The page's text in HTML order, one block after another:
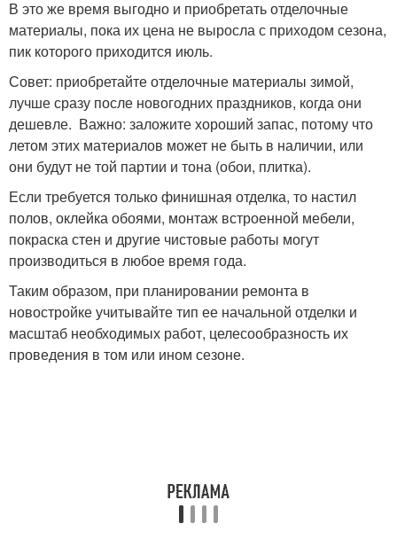
В это же время выгодно и приобретать отделочные
материалы, пока их цена не выросла с приходом сезона,
пик которого приходится июль.
Совет: приобретайте отделочные материалы зимой,
лучше сразу после новогодних праздников, когда они
дешевле. Важно: заложите хороший запас, потому что
летом этих материалов может не быть в наличии, или
они будут не той партии и тона (обои, плитка).
Если требуется только финишная отделка, то настил
полов, оклейка обоями, монтаж встроенной мебели,
покраска стен и другие чистовые работы могут
производиться в любое время года.
Таким образом, при планировании ремонта в
новостройке учитывайте тип ее начальной отделки и
масштаб необходимых работ, целесообразность их
проведения в том или ином сезоне.